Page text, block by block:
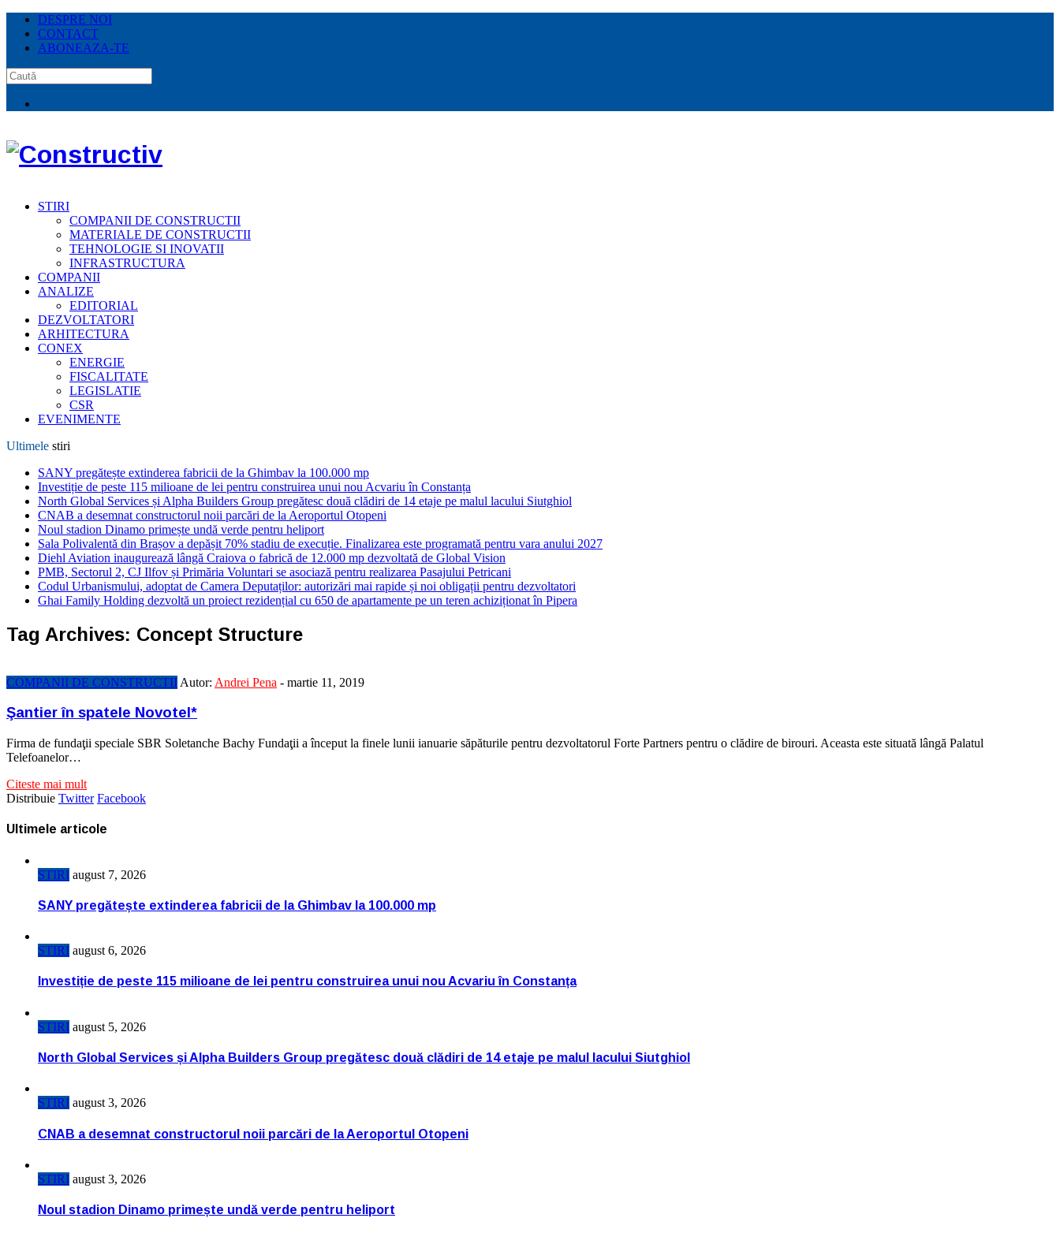
DESPRE NOI
CONTACT
ABONEAZA-TE
STIRI
COMPANII DE CONSTRUCTII
MATERIALE DE CONSTRUCTII
TEHNOLOGIE SI INOVATII
INFRASTRUCTURA
COMPANII
ANALIZE
EDITORIAL
DEZVOLTATORI
ARHITECTURA
CONEX
ENERGIE
FISCALITATE
LEGISLATIE
CSR
EVENIMENTE
Ultimele stiri
SANY pregătește extinderea fabricii de la Ghimbav la 100.000 mp
Investiție de peste 115 milioane de lei pentru construirea unui nou Acvariu în Constanța
North Global Services și Alpha Builders Group pregătesc două clădiri de 14 etaje pe malul lacului Siutghiol
CNAB a desemnat constructorul noii parcări de la Aeroportul Otopeni
Noul stadion Dinamo primește undă verde pentru heliport
Sala Polivalentă din Brașov a depășit 70% stadiu de execuție. Finalizarea este programată pentru vara anului 2027
Diehl Aviation inaugurează lângă Craiova o fabrică de 12.000 mp dezvoltată de Global Vision
PMB, Sectorul 2, CJ Ilfov și Primăria Voluntari se asociază pentru realizarea Pasajului Petricani
Codul Urbanismului, adoptat de Camera Deputaților: autorizări mai rapide și noi obligații pentru dezvoltatori
Ghai Family Holding dezvoltă un proiect rezidențial cu 650 de apartamente pe un teren achiziționat în Pipera
Tag Archives: Concept Structure
COMPANII DE CONSTRUCTII Autor: Andrei Pena - martie 11, 2019
Şantier în spatele Novotel*
Firma de fundaţii speciale SBR Soletanche Bachy Fundaţii a început la finele lunii ianuarie săpăturile pentru dezvoltatorul Forte Partners pentru o clădire de birouri. Aceasta este situată lângă Palatul
Telefoanelor…
Citeste mai mult
Distribuie Twitter Facebook
Ultimele articole
STIRI august 7, 2026
SANY pregătește extinderea fabricii de la Ghimbav la 100.000 mp
STIRI august 6, 2026
Investiție de peste 115 milioane de lei pentru construirea unui nou Acvariu în Constanța
STIRI august 5, 2026
North Global Services și Alpha Builders Group pregătesc două clădiri de 14 etaje pe malul lacului Siutghiol
STIRI august 3, 2026
CNAB a desemnat constructorul noii parcări de la Aeroportul Otopeni
STIRI august 3, 2026
Noul stadion Dinamo primește undă verde pentru heliport